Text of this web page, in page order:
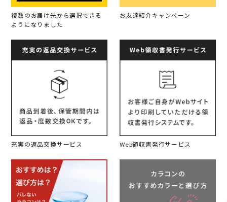
複数のお届け先から選択できる
ようになりました
お友達紹介キャンペーン
充実の返品交換サービス Web領収書発行サービス